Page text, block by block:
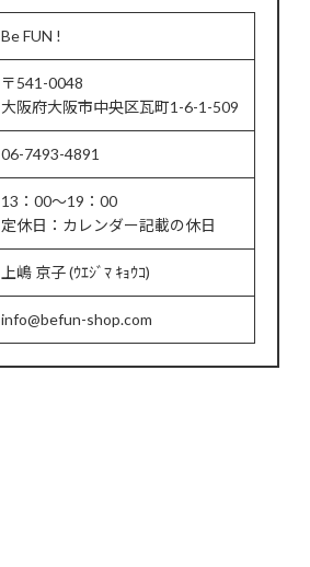
Be FUN !
〒541-0048
大阪府大阪市中央区瓦町1-6-1-509
06-7493-4891
13：00～19：00
定休日：カレンダー記載の休日
上嶋 京子 (ｳｴｼﾞﾏ ｷｮｳｺ)
info@befun-shop.com